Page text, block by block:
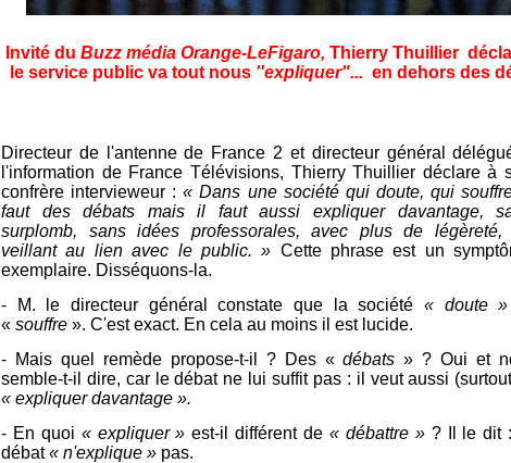
Invité du Buzz média Orange-LeFigaro, Thierry Thuillier
le service public va tout nous ''expliquer"... en dehors des
Directeur de l'antenne de France 2 et directeur général
l'information de France Télévisions, Thierry Thuillier déclare à
confrère intervieweur :« Dans une société qui doute, qui
faut des débats mais il faut aussi expliquer davantage,
surplomb, sans idées professorales, avec plus de légèreté,
veillant au lien avec le public. » Cette phrase est un
exemplaire. Disséquons-la.
- M. le directeur général constate que la société« doute »
« souffre ». C'est exact. En cela au moins il est lucide.
- Mais quel remède propose-t-il ? Des «débats » ? Oui et
semble-t-il dire, car le débat ne lui suffit pas : il veut aussi
« expliquer davantage ».
- En quoi « expliquer » est-il différent de« débattre »? Il le dit
débat« n'explique » pas.